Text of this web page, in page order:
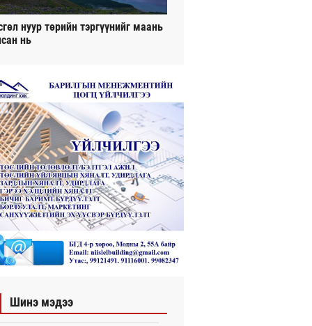
нуур төрийн тэргүүнийг маань
нь
Шинэ мэдээ